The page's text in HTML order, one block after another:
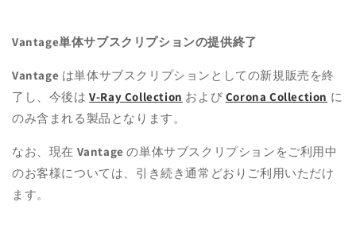
Vantage単体サブスクリプションの提供終了
Vantage は単体サブスクリプションとしての新規販売を終
了し、今後はV-Ray Collection および Corona Collection に
のみ含まれる製品となります。
なお、現在 Vantage の単体サブスクリプションをご利用中
のお客様については、引き続き通常どおりご利用いただけ
ます。